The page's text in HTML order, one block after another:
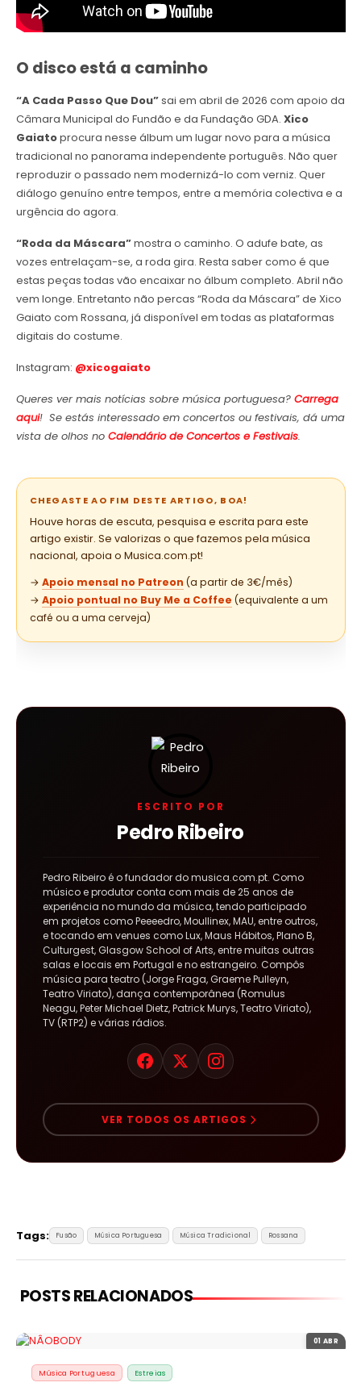
O disco está a caminho
“A Cada Passo Que Dou”sai em abril de 2026 com apoio da
Câmara Municipal do Fundão e da Fundação GDA. Xico
Gaiatoprocura nesse álbum um lugar novo para a música
tradicional no panorama independente português. Não quer
reproduzir o passado nem modernizá-lo com verniz. Quer
diálogo genuíno entre tempos, entre a memória colectiva e a
urgência do agora.
“Roda da Máscara”mostra o caminho. O adufe bate, as
vozes entrelaçam-se, a roda gira. Resta saber como é que
estas peças todas vão encaixar no álbum completo. Abril não
vem longe. Entretanto não percas “Roda da Máscara” de Xico
Gaiato com Rossana, já disponível em todas as plataformas
digitais do costume.
Instagram: @xicogaiato
Queres ver mais notícias sobre música portuguesa? Carrega
aqui! Se estás interessado em concertos ou festivais, dá uma
vista de olhos no Calendário de Concertos e Festivais.
CHEGASTE AO FIM DESTE ARTIGO, BOA!
Houve horas de escuta, pesquisa e escrita para este
artigo existir. Se valorizas o que fazemos pela música
nacional, apoia o Musica.com.pt!
→ Apoio mensal no Patreon (a partir de 3€/mês)
→ Apoio pontual no Buy Me a Coffee (equivalente a um
café ou a uma cerveja)
ESCRITO POR
Pedro Ribeiro
Pedro Ribeiro é o fundador do musica.com.pt. Como
músico e produtor conta com mais de 25 anos de
experiência no mundo da música, tendo participado
em projetos como Peeeedro, Moullinex, MAU, entre outros,
e tocando em venues como Lux, Maus Hábitos, Plano B,
Culturgest, Glasgow School of Arts, entre muitas outras
salas e locais em Portugal e no estrangeiro. Compôs
música para teatro (Jorge Fraga, Graeme Pulleyn,
Teatro Viriato), dança contemporânea (Romulus
Neagu, Peter Michael Dietz, Patrick Murys, Teatro Viriato),
TV (RTP2) e várias rádios.
VER TODOS OS ARTIGOS
Tags: Fusão Música Portuguesa Música Tradicional Rossana
POSTS RELACIONADOS
01 ABR
Música Portuguesa Estreias